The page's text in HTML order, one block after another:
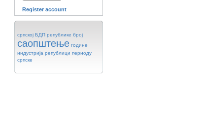
Register account
српској БДП републике број
саопштење године
индустрија републици периоду
српске